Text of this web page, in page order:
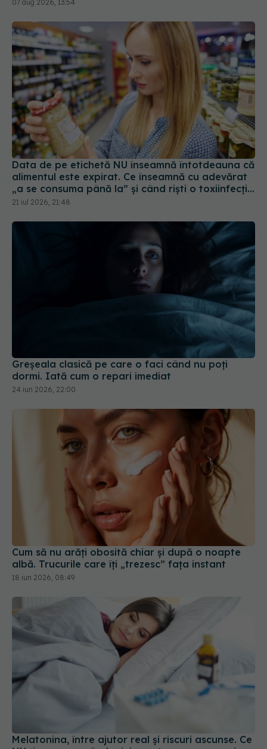
Data de pe etichetă NU înseamnă întotdeauna că
alimentul este expirat. Ce înseamnă cu adevărat
„a se consuma până la” și când riști o toxiinfecție
alimentară
21 iul 2026, 21:48
Greșeala clasică pe care o faci când nu poți
Cum să nu arăți obosită chiar și după o noapte
albă. Trucurile care îți „trezesc” fața instant
Melatonina, între ajutor real și riscuri ascunse. Ce
NU ți se spune când o iei „pentru un somn mai